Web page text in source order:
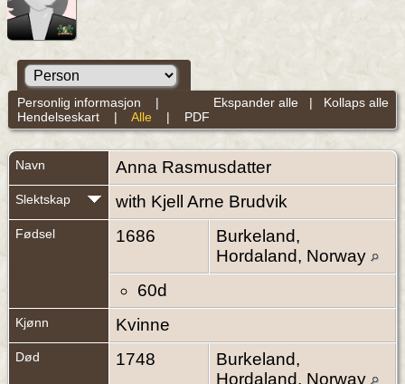
Ekspander alle | Kollaps alle
Personlig informasjon |
Hendelseskart| Alle | PDF
Navn Anna Rasmusdatter
Slektskap with Kjell Arne Brudvik
Fødsel 1686
Burkeland,
Hordaland, Norway
60d
Kjønn Kvinne
Død 1748
Burkeland,
Hordaland, Norway